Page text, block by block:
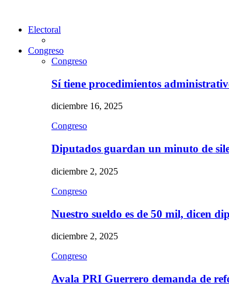
Electoral
Congreso
Congreso
Sí tiene procedimientos
diciembre 16, 2025
Congreso
Diputados guardan un minuto de
diciembre 2, 2025
Congreso
Nuestro sueldo es de 50 mil, dicen
diciembre 2, 2025
Congreso
Avala PRI Guerrero demanda de